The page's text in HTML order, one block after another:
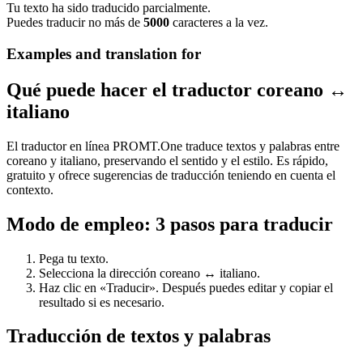
Tu texto ha sido traducido parcialmente.
Puedes traducir no más de 5000 caracteres a la vez.
Examples and translation for
Qué puede hacer el traductor coreano ↔
italiano
El traductor en línea PROMT.One traduce textos y palabras entre
coreano y italiano, preservando el sentido y el estilo. Es rápido,
gratuito y ofrece sugerencias de traducción teniendo en cuenta el
contexto.
Modo de empleo: 3 pasos para traducir
Pega tu texto.
Selecciona la dirección coreano ↔ italiano.
Haz clic en «Traducir». Después puedes editar y copiar el
resultado si es necesario.
Traducción de textos y palabras